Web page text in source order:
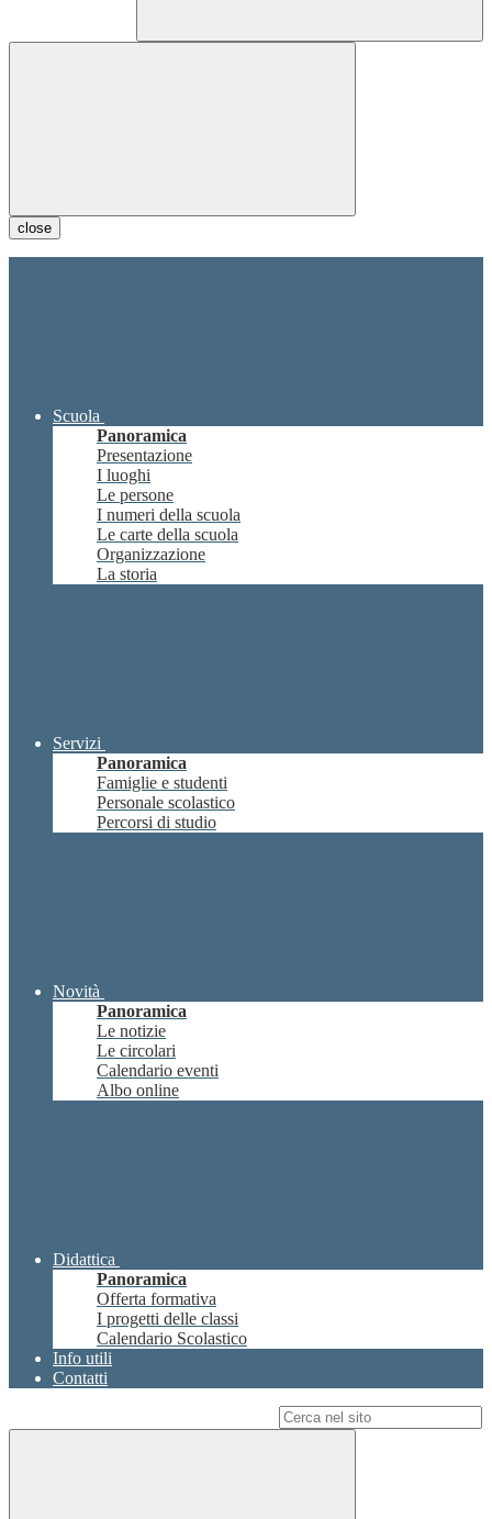
close
Scuola
Panoramica
Presentazione
I luoghi
Le persone
I numeri della scuola
Le carte della scuola
Organizzazione
La storia
Servizi
Panoramica
Famiglie e studenti
Personale scolastico
Percorsi di studio
Novità
Panoramica
Le notizie
Le circolari
Calendario eventi
Albo online
Didattica
Panoramica
Offerta formativa
I progetti delle classi
Calendario Scolastico
Info utili
Contatti